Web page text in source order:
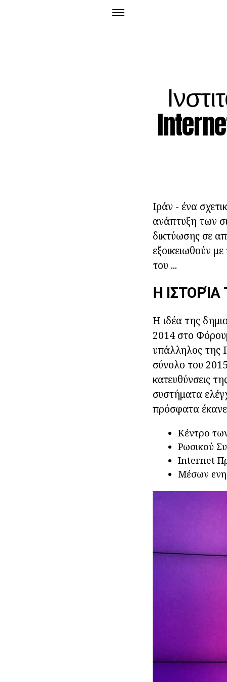
Ιράν - ένα
ανάπτυξη των
δικτύωσης σε
εξοικειωθούν
του ...
Η
Η ιδέα της
2014 στο
υπάλληλος της
σύνολο του
κατευθύνσεις
συστήματα
πρόσφατα
Κέντρο
Ρωσικού
Internet
Μέσων